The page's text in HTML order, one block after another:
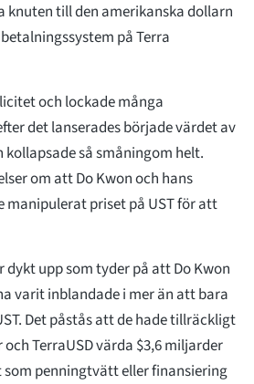
knuten till den amerikanska dollarn
på Terra
och lockade många
det lanserades började värdet av
kollapsade så småningom helt.
om att Do Kwon och hans
manipulerat priset på UST för att
dykt upp som tyder på att Do Kwon
varit inblandade i mer än att bara
Det påstås att de hade tillräckligt
TerraUSD värda $3,6 miljarder
penningtvätt eller finansiering